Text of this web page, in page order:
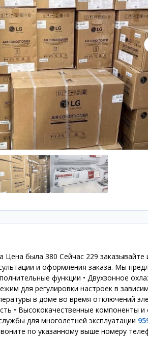
Цена была 380 Сейчас 229
и оформления заказа. Мы
функции • Двухзонное
для регулировки настроек в
в доме во время отключений
• Высококачественные компоненты и
для многолетней эксплуатации
по указанному выше номеру